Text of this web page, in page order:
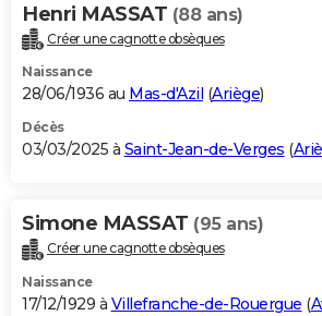
Henri MASSAT (88 ans)
Créer une cagnotte obsèques
Naissance
28/06/1936 au Mas-d'Azil (Ariège)
Décès
03/03/2025 à Saint-Jean-de-Verges (
Simone MASSAT (95 ans)
Créer une cagnotte obsèques
Naissance
17/12/1929 à Villefranche-de-Rouergue (